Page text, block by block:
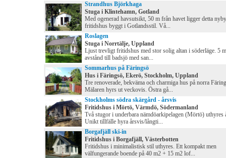
Strandhus Björkhaga
Stuga i Klintehamn, Gotland
Med ogenerad havsutsikt, 50 m från havet ligger detta
fritidshus byggt i Gotlandsstil. Vå...
Roslagen
Stuga i Norrtälje, Uppland
Ljust trevligt fritidshus med stor solig altan i söderläge. 5
avstånd till badsjö med san...
Sommarhus på Färingsö
Hus i Färingsö, Ekerö, Stockholm, Uppland
Tre renoverade, bekväma och charmiga hus på norra
Mälaren hyrs ut veckovis. Östra gå...
Stockholms södra skärgård - årsvis
Fritidshus i Mörtö, Värmdö, Södermanland
Två stugor i underbara nämdöarkipelagen (Mörtö) uthyres
Unikt tillfälle hyra årsvis/långti...
Borgafjäll ski-in
Fritidshus i Borgafjäll, Västerbotten
Fritidshus i minimalistisk stil uthyres. Ett kompakt men
välfungerande boende på 40 m2 + 15 m2 lof...